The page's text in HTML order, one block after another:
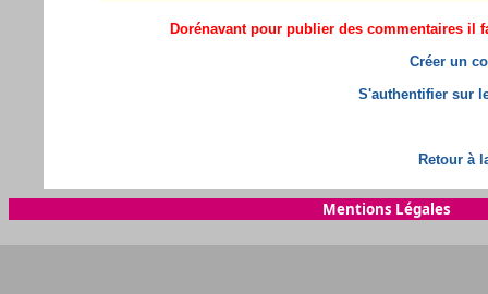
Dorénavant pour publier des commentaires il
Créer un
S'authentifier sur
Retour à
Mentions Légales